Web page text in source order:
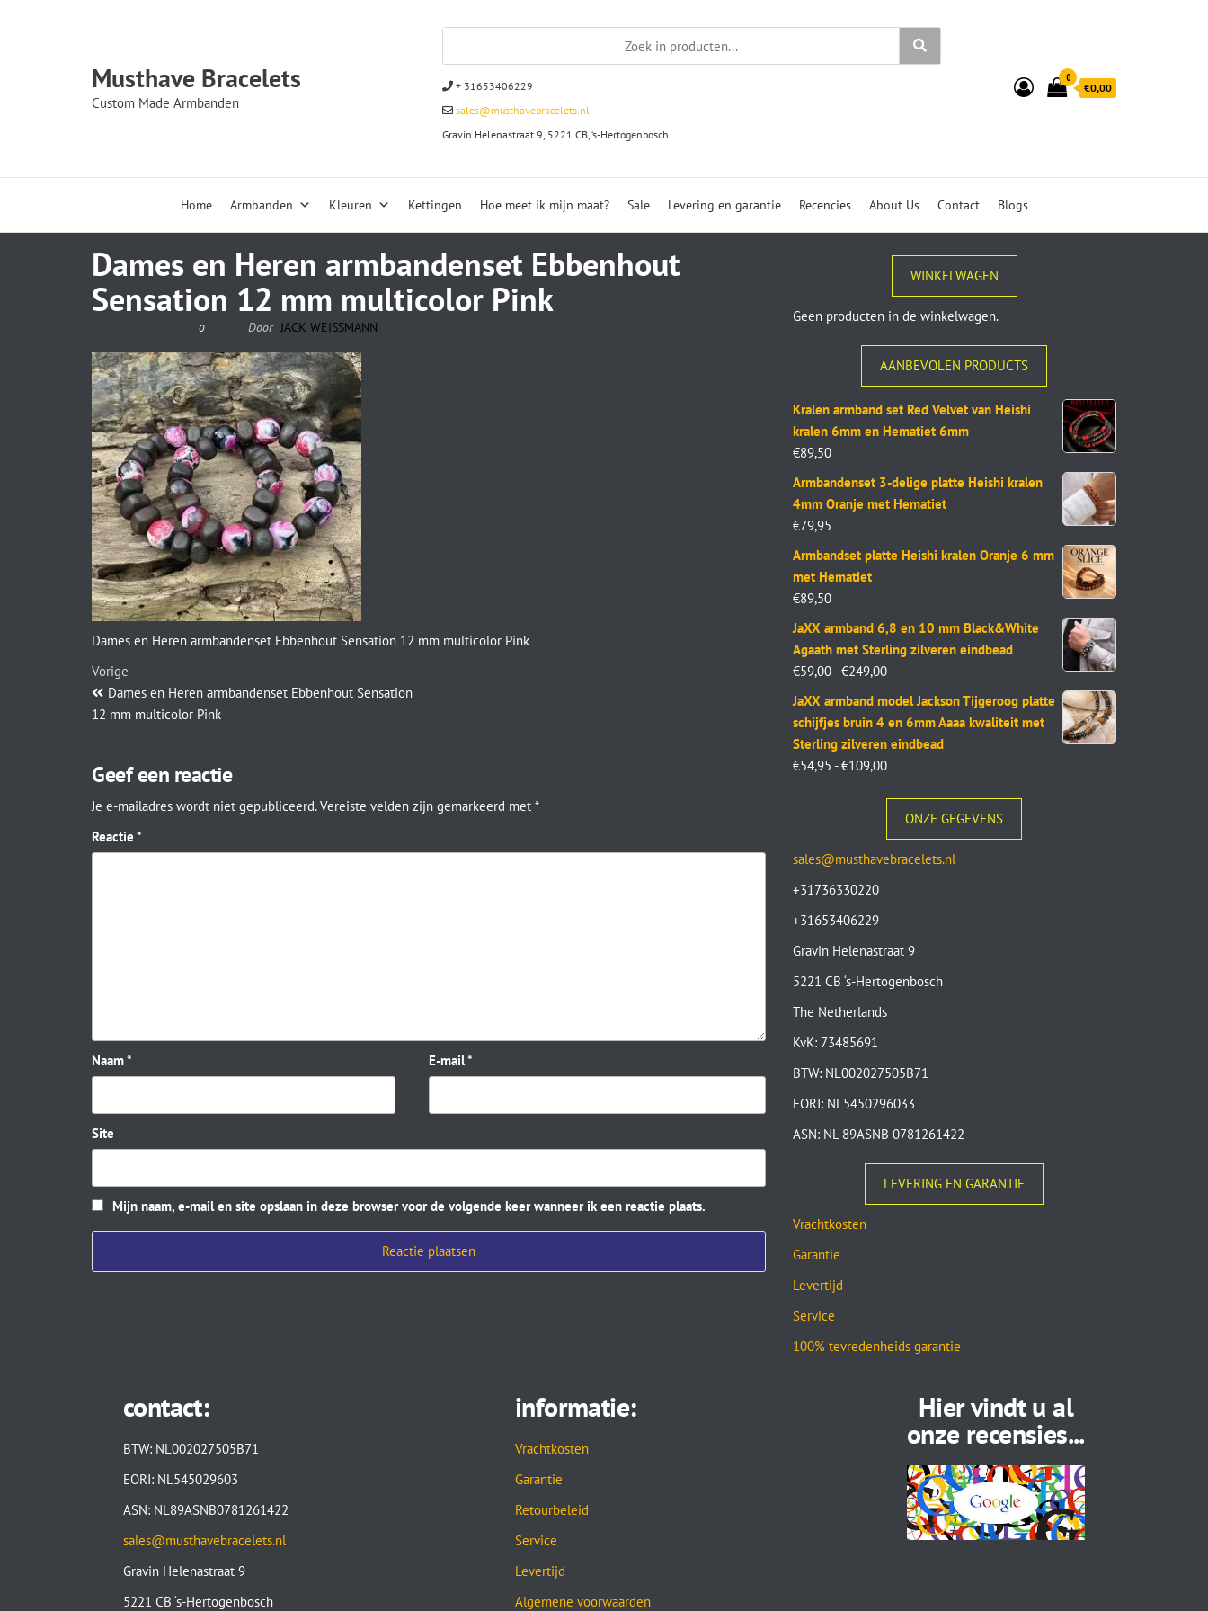
Musthave Bracelets
Custom Made Armbanden
+ 31653406229
sales@musthavebracelets.nl
Gravin Helenastraat 9, 5221 CB, ‘s-Hertogenbosch
0
€0,00
Home Armbanden Kleuren Kettingen Hoe meet ik mijn maat? Sale Levering en garantie Recencies About Us Contact Blogs
Dames en Heren armbandenset Ebbenhout
Sensation 12 mm multicolor Pink
0 Door JACK WEISSMANN
Dames en Heren armbandenset Ebbenhout Sensation 12 mm multicolor Pink
Vorige
Dames en Heren armbandenset Ebbenhout Sensation
12 mm multicolor Pink
Geef een reactie
Je e-mailadres wordt niet gepubliceerd. Vereiste velden zijn gemarkeerd met *
Reactie *
Naam* E-mail*
Site
Mijn naam, e-mail en site opslaan in deze browser voor de volgende keer wanneer ik een reactie plaats.
WINKELWAGEN
Geen producten in de winkelwagen.
AANBEVOLEN PRODUCTS
Kralen armband set Red Velvet van Heishi
kralen 6mm en Hematiet 6mm
€89,50
Armbandenset 3-delige platte Heishi kralen
4mm Oranje met Hematiet
€79,95
Armbandset platte Heishi kralen Oranje 6 mm
met Hematiet
€89,50
JaXX armband 6,8 en 10 mm Black&White
Agaath met Sterling zilveren eindbead
€59,00 - €249,00
JaXX armband model Jackson Tijgeroog platte
schijfjes bruin 4 en 6mm Aaaa kwaliteit met
Sterling zilveren eindbead
€54,95 - €109,00
ONZE GEGEVENS
sales@musthavebracelets.nl
+31736330220
+31653406229
Gravin Helenastraat 9
5221 CB ‘s-Hertogenbosch
The Netherlands
KvK: 73485691
BTW: NL002027505B71
EORI: NL5450296033
ASN: NL 89ASNB 0781261422
LEVERING EN GARANTIE
Vrachtkosten
Garantie
Levertijd
Service
100% tevredenheids garantie
contact:
BTW: NL002027505B71
EORI: NL545029603
ASN: NL89ASNB0781261422
sales@musthavebracelets.nl
Gravin Helenastraat 9
5221 CB ‘s-Hertogenbosch
informatie:
Vrachtkosten
Garantie
Retourbeleid
Service
Levertijd
Algemene voorwaarden
Hier vindt u al
onze recensies...